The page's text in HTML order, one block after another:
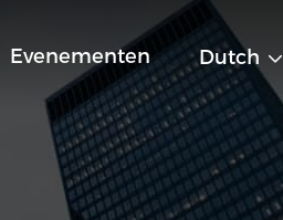
Evenementen Dutch